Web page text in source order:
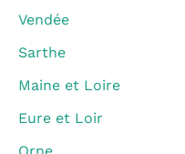
Vendée
Sarthe
Maine et Loire
Eure et Loir